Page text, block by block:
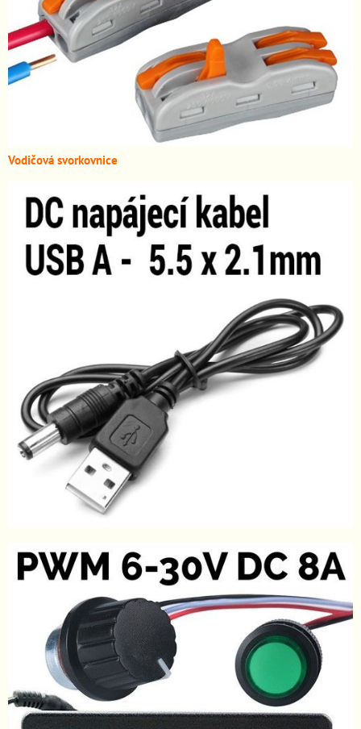
Vodičová svorkovnice